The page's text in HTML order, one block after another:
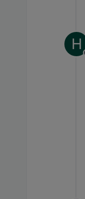
H